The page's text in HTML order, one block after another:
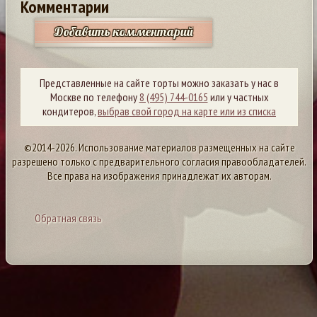
Комментарии
Добавить комментарий
Представленные на сайте торты можно заказать у нас в
Москве по телефону8 (495) 744-0165 или у частных
кондитеров,выбрав свой город на карте или из списка
©2014-2026. Использование материалов размещенных на сайте
разрешено только с предварительного согласия правообладателей.
Все права на изображения принадлежат их авторам.
Обратная связь